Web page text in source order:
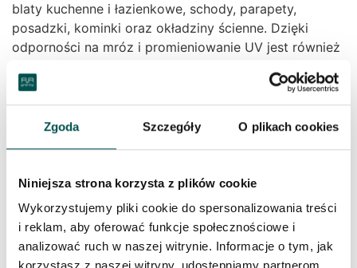
Zgoda Szczegóły O plikach cookies
Niniejsza strona korzysta z plików cookie
Wykorzystujemy pliki cookie do spersonalizowania treści
i reklam, aby oferować funkcje społecznościowe i
analizować ruch w naszej witrynie. Informacje o tym, jak
blaty kuchenne i łazienkowe, schody, parapety,
posadzki, kominki oraz okładziny ścienne. Dzięki
odporności na mróz i promieniowanie UV jest również
zewnętrznych.
drewnem, betonem architektonicznym, szkłem, stalą
oraz złotymi i mosiężnymi dodatkami. Pasuje do
minimalistycznych.
Pielęgnacja i montaż
czarnego granitu